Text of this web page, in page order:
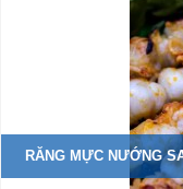
RĂNG MỰC NƯỚNG